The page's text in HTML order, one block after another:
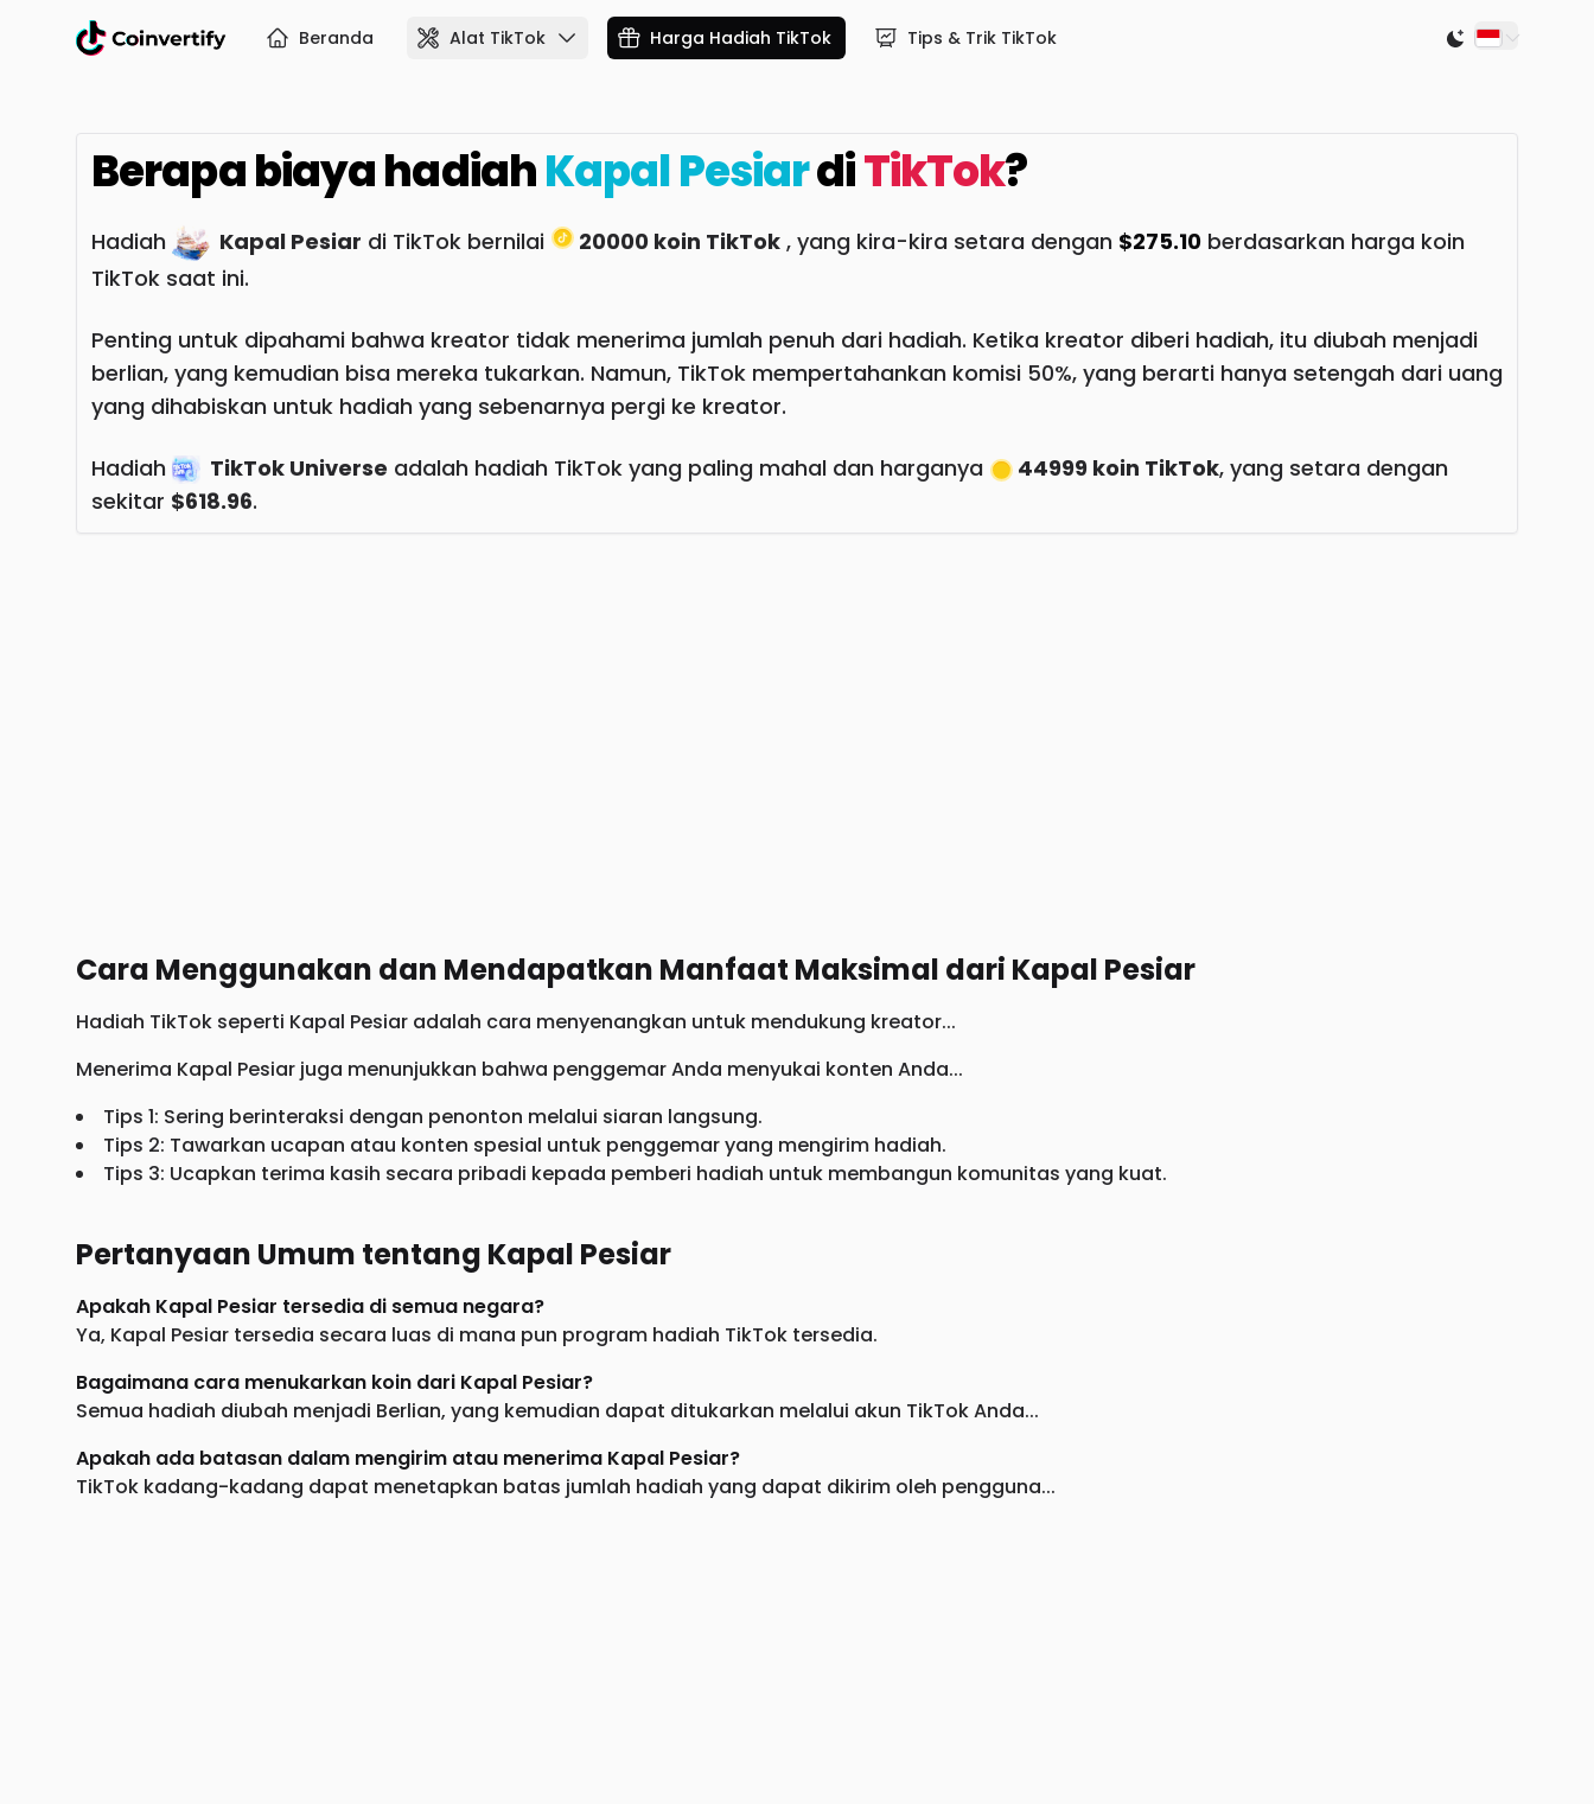
Beranda Alat TikTok Harga Hadiah TikTok Tips & Trik TikTok Switch to
Berapa biaya hadiahKapal PesiardiTikTok?
Hadiah Kapal Pesiar di TikTok bernilai 20000 koin TikTok , yang kira-kira setara dengan $275.10 berdasarkan harga koin
TikTok saat ini.
Penting untuk dipahami bahwa kreator tidak menerima jumlah penuh dari hadiah. Ketika kreator diberi hadiah, itu diubah menjadi
berlian, yang kemudian bisa mereka tukarkan. Namun, TikTok mempertahankan komisi 50%, yang berarti hanya setengah dari uang
yang dihabiskan untuk hadiah yang sebenarnya pergi ke kreator.
Hadiah TikTok Universe adalah hadiah TikTok yang paling mahal dan harganya 44999 koin TikTok, yang setara dengan
sekitar $618.96.
Cara Menggunakan dan Mendapatkan Manfaat Maksimal dari Kapal Pesiar
Hadiah TikTok seperti Kapal Pesiar adalah cara menyenangkan untuk mendukung kreator...
Menerima Kapal Pesiar juga menunjukkan bahwa penggemar Anda menyukai konten Anda...
Tips 1: Sering berinteraksi dengan penonton melalui siaran langsung.
Tips 2: Tawarkan ucapan atau konten spesial untuk penggemar yang mengirim hadiah.
Tips 3: Ucapkan terima kasih secara pribadi kepada pemberi hadiah untuk membangun komunitas yang kuat.
Pertanyaan Umum tentang Kapal Pesiar
Apakah Kapal Pesiar tersedia di semua negara?
Ya, Kapal Pesiar tersedia secara luas di mana pun program hadiah TikTok tersedia.
Bagaimana cara menukarkan koin dari Kapal Pesiar?
Semua hadiah diubah menjadi Berlian, yang kemudian dapat ditukarkan melalui akun TikTok Anda...
Apakah ada batasan dalam mengirim atau menerima Kapal Pesiar?
TikTok kadang-kadang dapat menetapkan batas jumlah hadiah yang dapat dikirim oleh pengguna...